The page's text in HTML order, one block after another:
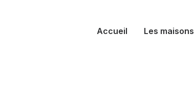
Accueil Les maisons